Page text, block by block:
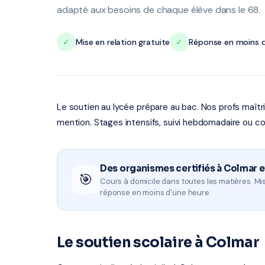
adapté aux besoins de chaque élève dans le 68.
✓ Mise en relation gratuite ✓ Réponse en moins
Le soutien au lycée prépare au bac. Nos profs
mention. Stages intensifs, suivi hebdomadaire ou
🎯
Des organismes certifiés à Colmar
Cours à domicile dans toutes les matières.
réponse en moins d'une heure.
Le soutien scolaire à Colmar